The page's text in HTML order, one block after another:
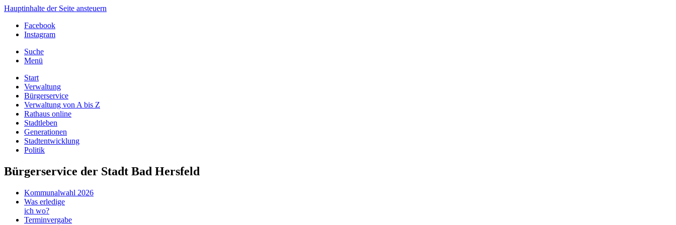
Hauptinhalte der Seite ansteuern
Facebook
Instagram
Suche
Menü
Start
Verwaltung
Bürgerservice
Verwaltung von A bis Z
Rathaus online
Stadtleben
Generationen
Stadtentwicklung
Politik
Bürgerservice der Stadt Bad Hersfeld
Kommunalwahl 2026
Was erledige
ich wo?
Terminvergabe